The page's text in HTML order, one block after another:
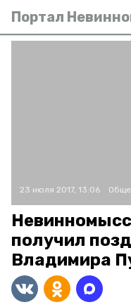
Портал
23 июля 2017, 13:06
получил
Владимира